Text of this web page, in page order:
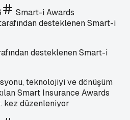
Smart-i Awards
desteklenen Smart-i
teknolojiyi ve dönüşüm
Smart Insurance Awards
kez düzenleniyor